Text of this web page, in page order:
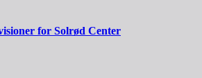
for Solrød Center